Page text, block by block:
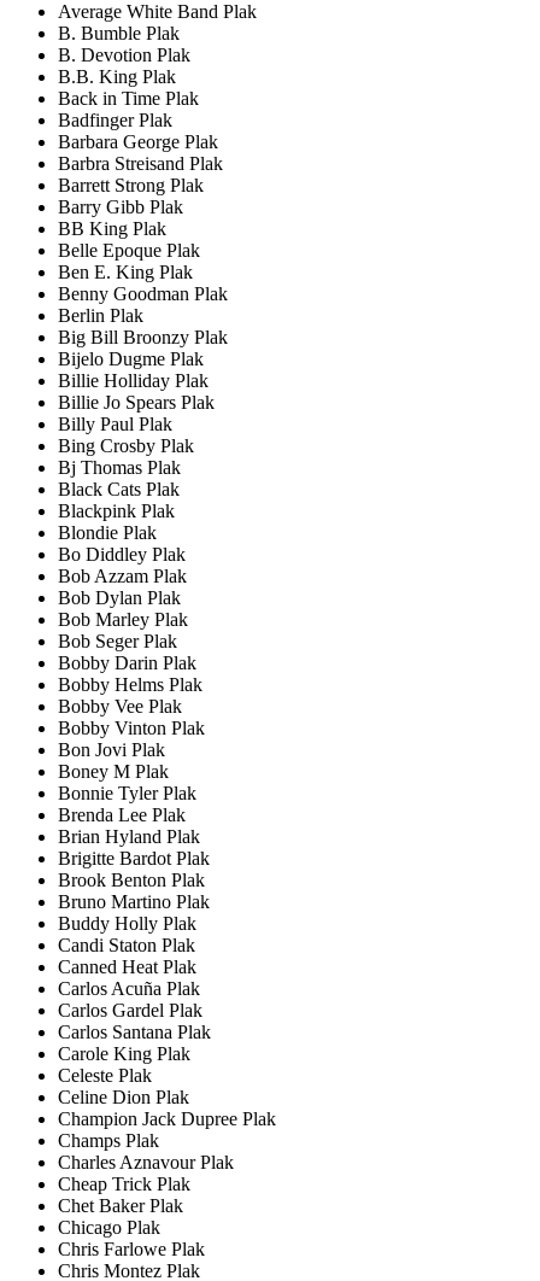
Average White Band Plak
B. Bumble Plak
B. Devotion Plak
B.B. King Plak
Back in Time Plak
Badfinger Plak
Barbara George Plak
Barbra Streisand Plak
Barrett Strong Plak
Barry Gibb Plak
BB King Plak
Belle Epoque Plak
Ben E. King Plak
Benny Goodman Plak
Berlin Plak
Big Bill Broonzy Plak
Bijelo Dugme Plak
Billie Holliday Plak
Billie Jo Spears Plak
Billy Paul Plak
Bing Crosby Plak
Bj Thomas Plak
Black Cats Plak
Blackpink Plak
Blondie Plak
Bo Diddley Plak
Bob Azzam Plak
Bob Dylan Plak
Bob Marley Plak
Bob Seger Plak
Bobby Darin Plak
Bobby Helms Plak
Bobby Vee Plak
Bobby Vinton Plak
Bon Jovi Plak
Boney M Plak
Bonnie Tyler Plak
Brenda Lee Plak
Brian Hyland Plak
Brigitte Bardot Plak
Brook Benton Plak
Bruno Martino Plak
Buddy Holly Plak
Candi Staton Plak
Canned Heat Plak
Carlos Acuña Plak
Carlos Gardel Plak
Carlos Santana Plak
Carole King Plak
Celeste Plak
Celine Dion Plak
Champion Jack Dupree Plak
Champs Plak
Charles Aznavour Plak
Cheap Trick Plak
Chet Baker Plak
Chicago Plak
Chris Farlowe Plak
Chris Montez Plak